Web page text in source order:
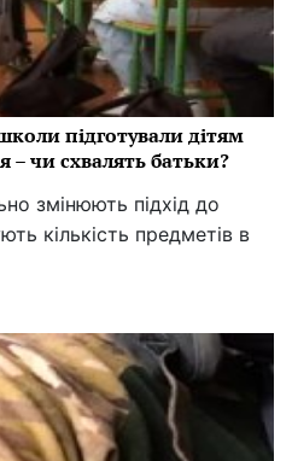
підготували дітям
– чи схвалять батьки?
змінюють підхід до
кількість предметів в